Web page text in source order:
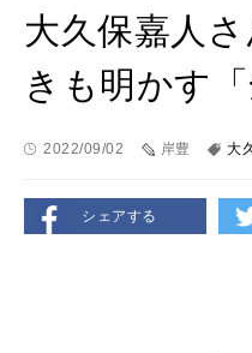
大久保嘉人
きも明かす
2022/09/02 岸豊 大
シェアする